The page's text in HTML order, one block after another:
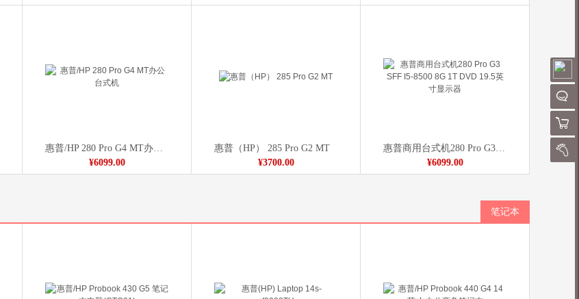
QQ
购物
我的
惠普/HP 280 Pro G4 MT办公台式机
¥6099.00
惠普（HP） 285 Pro G2 MT
¥3700.00
惠普商用台式机280 Pro G3 SFF I5-8500 8G 1T DVD 19.5英寸显示器
¥6099.00
笔记本